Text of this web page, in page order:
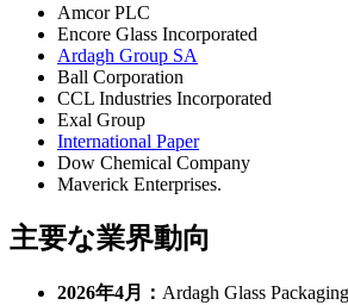
Amcor PLC
Encore Glass Incorporated
Ardagh Group SA
Ball Corporation
CCL Industries Incorporated
Exal Group
International Paper
Dow Chemical Company
Maverick Enterprises.
主要な業界動向
2026年4月： Ardagh Glass